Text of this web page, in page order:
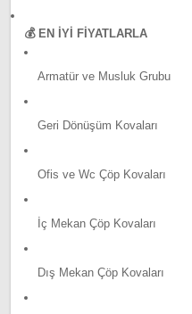
💰 EN İYI FIYATLARLA
Armatür ve Musluk Grubu
Geri Dönüşüm Kovaları
Ofis ve Wc Çöp Kovaları
İç Mekan Çöp Kovaları
Dış Mekan Çöp Kovaları